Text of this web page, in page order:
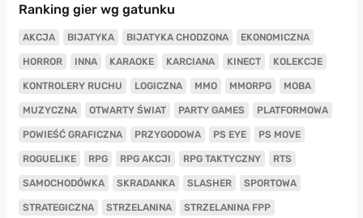
Ranking gier wg gatunku
AKCJA BIJATYKA BIJATYKA CHODZONA EKONOMICZNA
HORROR INNA KARAOKE KARCIANA KINECT KOLEKCJE
KONTROLERY RUCHU LOGICZNA MMO MMORPG MOBA
MUZYCZNA OTWARTY ŚWIAT PARTY GAMES PLATFORMOWA
POWIEŚĆ GRAFICZNA PRZYGODOWA PS EYE PS MOVE
ROGUELIKE RPG RPG AKCJI RPG TAKTYCZNY RTS
SAMOCHODÓWKA SKRADANKA SLASHER SPORTOWA
STRATEGICZNA STRZELANINA STRZELANINA FPP